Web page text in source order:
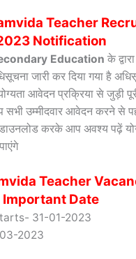
Teacher
Notification
Education के
जारी कर दिया गया है
आवेदन प्रक्रिया से जुड़ी
सभी उम्मीदवार आवेदन करने से
करके आप अवश्य पढ़ें
Teacher
Important Date
31-01-2023
2023